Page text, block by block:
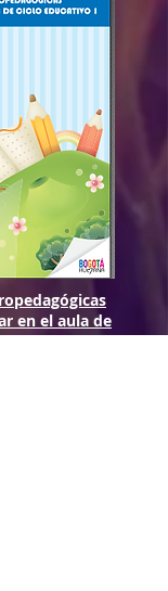
en el aula de